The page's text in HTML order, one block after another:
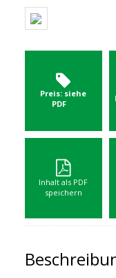
Preis: siehe
PDF
Inhalt als PDF
speichern